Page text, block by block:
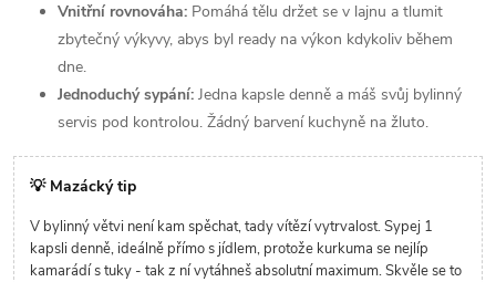
Vnitřní rovnováha: Pomáhá tělu držet se v lajnu a tlumit
zbytečný výkyvy, abys byl ready na výkon kdykoliv během
dne.
Jednoduchý sypání: Jedna kapsle denně a máš svůj bylinný
servis pod kontrolou. Žádný barvení kuchyně na žluto.
💡 Mazácký tip
V bylinný větvi není kam spěchat, tady vítězí vytrvalost. Sypej 1
kapsli denně, ideálně přímo s jídlem, protože kurkuma se nejlíp
kamarádí s tuky - tak z ní vytáhneš absolutní maximum. Skvěle se to